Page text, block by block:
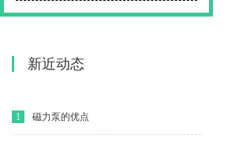
新近动态
1 磁力泵的优点